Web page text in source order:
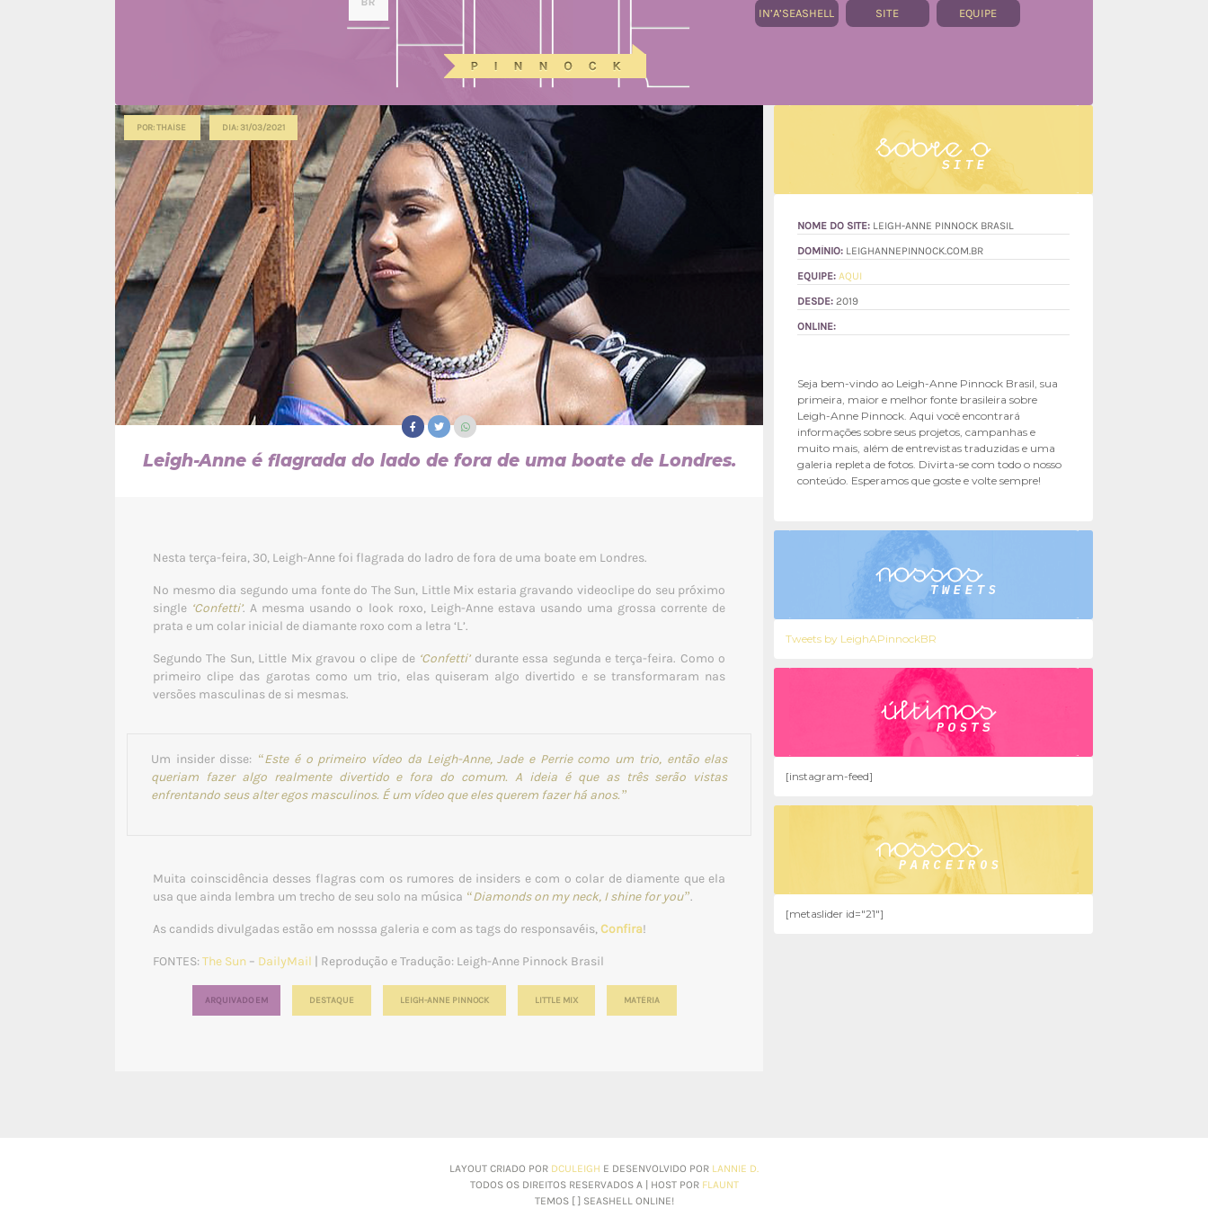
IN’A’SEASHELL SITE EQUIPE
POR: THAÍSE DIA: 31/03/2021
Leigh-Anne é flagrada do lado de fora de uma boate de Londres.
Nesta terça-feira, 30, Leigh-Anne foi flagrada do ladro de fora de uma boate em Londres.
No mesmo dia segundo uma fonte do The Sun, Little Mix estaria gravando videoclipe do seu próximo
single ‘Confetti’. A mesma usando o look roxo, Leigh-Anne estava usando uma grossa corrente de
prata e um colar inicial de diamante roxo com a letra ‘L’.
Segundo The Sun, Little Mix gravou o clipe de‘Confetti’durante essa segunda e terça-feira. Como o
primeiro clipe das garotas como um trio, elas quiseram algo divertido e se transformaram nas
versões masculinas de si mesmas.
Um insider disse: “Este é o primeiro vídeo da Leigh-Anne, Jade e Perrie como um trio, então elas
queriam fazer algo realmente divertido e fora do comum. A ideia é que as três serão vistas
enfrentando seus alter egos masculinos. É um vídeo que eles querem fazer há anos.”
Muita coinscidência desses flagras com os rumores de insiders e com o colar de diamente que ela
usa que ainda lembra um trecho de seu solo na música “Diamonds on my neck, I shine for you”.
As candids divulgadas estão em nosssa galeria e com as tags do responsavéis,Confira!
FONTES:The Sun – DailyMail | Reprodução e Tradução: Leigh-Anne Pinnock Brasil
ARQUIVADO EM DESTAQUE LEIGH-ANNE PINNOCK LITTLE MIX MATÉRIA
NOME DO SITE: LEIGH-ANNE PINNOCK BRASIL
DOMÍNIO: LEIGHANNEPINNOCK.COM.BR
EQUIPE: AQUI
DESDE: 2019
ONLINE:
Seja bem-vindo ao Leigh-Anne Pinnock Brasil, sua
primeira, maior e melhor fonte brasileira sobre
Leigh-Anne Pinnock. Aqui você encontrará
informações sobre seus projetos, campanhas e
muito mais, além de entrevistas traduzidas e uma
galeria repleta de fotos. Divirta-se com todo o nosso
conteúdo. Esperamos que goste e volte sempre!
Tweets by LeighAPinnockBR
[instagram-feed]
[metaslider id="21"]
LAYOUT CRIADO POR DCULEIGH E DESENVOLVIDO POR LANNIE D.
TODOS OS DIREITOS RESERVADOS A | HOST POR FLAUNT
TEMOS [ ] SEASHELL ONLINE!